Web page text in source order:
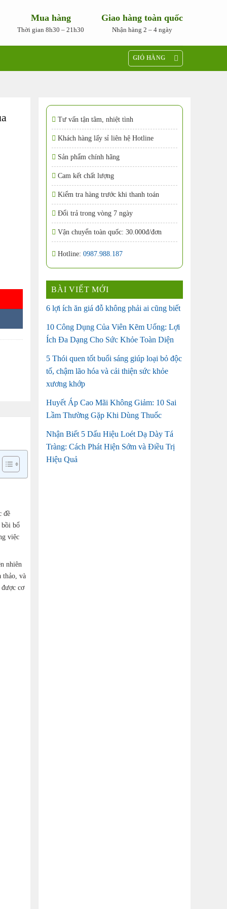
Mua hàng
Thời gian 8h30 – 21h30
Giao hàng toàn quốc
Nhận hàng 2 – 4 ngày
GIỎ HÀNG
Tư vấn tận tâm, nhiệt tình
Khách hàng lấy sỉ liên hệ Hotline
Sản phẩm chính hãng
Cam kết chất lượng
Kiểm tra hàng trước khi thanh toán
Đổi trả trong vòng 7 ngày
Vận chuyển toàn quốc: 30.000đ/đơn
Hotline: 0987.988.187
BÀI VIẾT MỚI
6 lợi ích ăn giá đỗ không phải ai cũng biết
10 Công Dụng Của Viên Kẽm Uống: Lợi
Ích Đa Dạng Cho Sức Khỏe Toàn Diện
5 Thói quen tốt buổi sáng giúp loại bỏ độc
tố, chậm lão hóa và cải thiện sức khỏe
xương khớp
Huyết Áp Cao Mãi Không Giảm: 10 Sai
Lầm Thường Gặp Khi Dùng Thuốc
Nhận Biết 5 Dấu Hiệu Loét Dạ Dày Tá
Tràng: Cách Phát Hiện Sớm và Điều Trị
Hiệu Quả
đề
bồi bổ
việc
nhiên
thảo, và
cơ